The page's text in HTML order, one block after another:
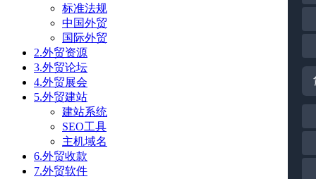
标准法规
中国外贸
国际外贸
2.外贸资源
3.外贸论坛
4.外贸展会
5.外贸建站
建站系统
SEO工具
主机域名
6.外贸收款
7.外贸软件